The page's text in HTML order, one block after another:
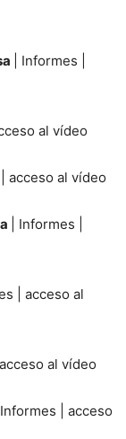
| Informes |
al vídeo
| acceso al vídeo
| Informes |
| acceso al
al vídeo
| Informes | acceso